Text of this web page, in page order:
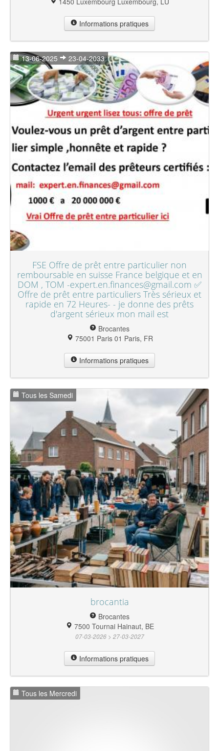
Informations pratiques
13-06-2025 23-04-2033
FSE Offre de prêt entre particulier non
remboursable en suisse France belgique et en
DOM , TOM -expert.en.finances@gmail.com ✅
Offre de prêt entre particuliers Très sérieux et
rapide en 72 Heures- - je donne des prêts
d'argent sérieux mon mail est
Brocantes
75001 Paris 01 Paris, FR
Informations pratiques
Tous les Samedi
brocantia
Brocantes
7500 Tournai Hainaut, BE
07-03-2026 > 27-03-2027
Informations pratiques
Tous les Mercredi